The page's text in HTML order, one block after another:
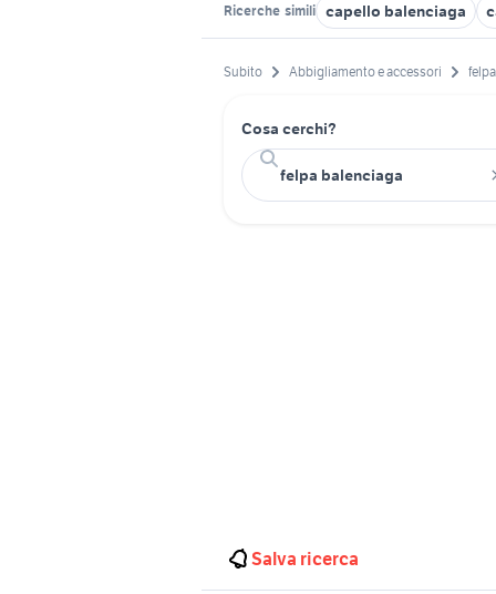
Ricerche simili capello balenciaga
Subito Abbigliamento e accessori
Cosa cerchi?
Salva ricerca